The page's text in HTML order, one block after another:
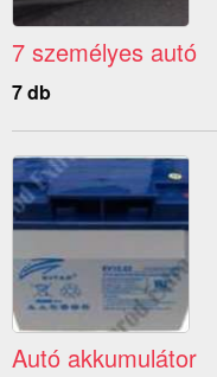
7 személyes autó
7 db
Autó akkumulátor